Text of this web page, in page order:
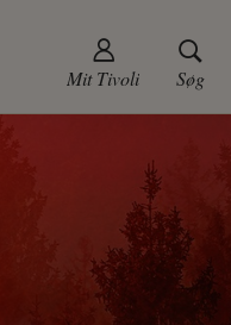
Søg
Mit Tivoli